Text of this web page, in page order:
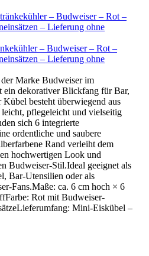
– Budweiser – Rot –
– Lieferung ohne
Marke Budweiser im
ein dekorativer Blickfang für Bar,
besteht überwiegend aus
pflegeleicht und vielseitig
sich 6 integrierte
ordentliche und saubere
Rand verleiht dem
hochwertigen Look und
Budweiser-Stil.Ideal geeignet als
Bar-Utensilien oder als
Fans.Maße: ca. 6 cm hoch × 6
Rot mit Budweiser-
Mini-Eiskübel –